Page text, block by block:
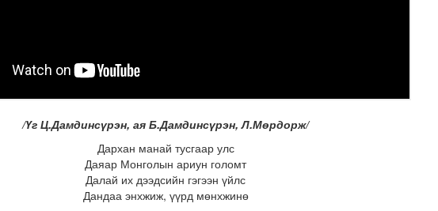
/Үг Ц.Дамдинсүрэн, ая Б.Дамдинсүрэн, Л.Мөрдорж/
Дархан манай тусгаар улс
Даяар Монголын ариун голомт
Далай их дээдсийн гэгээн үйлс
Дандаа энхжиж, үүрд мөнхжинө